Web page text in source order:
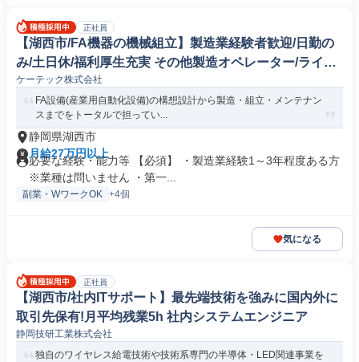
正社員
【湖西市/FA機器の機械組立】製造業経験者歓迎/日勤の
み/土日休/福利厚生充実 その他製造オペレーター/ライン
マネージャー(機械/電気/電子製品専門職)
ケーテック株式会社
FA設備(産業用自動化設備)の構想設計から製造・組立・メンテナン
スまでをトータルで担ってい...
静岡県湖西市
月給27万円以上
必要な経験・能力等 【必須】 ・製造業経験1～3年程度ある方
※業種は問いません ・第一...
副業・WワークOK +4個
気になる
正社員
【湖西市/社内ITサポート】最先端技術を強みに国内外に
取引先保有!月平均残業5h 社内システムエンジニア
静岡技研工業株式会社
独自のワイヤレス給電技術や技術系専門の半導体・LED関連事業を